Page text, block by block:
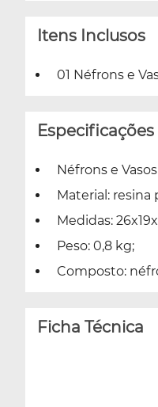
Itens Inclusos
01 Néfrons e
Especificações
Néfrons e
Material: resina
Medidas:
Peso: 0,8 kg;
Composto:
Ficha Técnica